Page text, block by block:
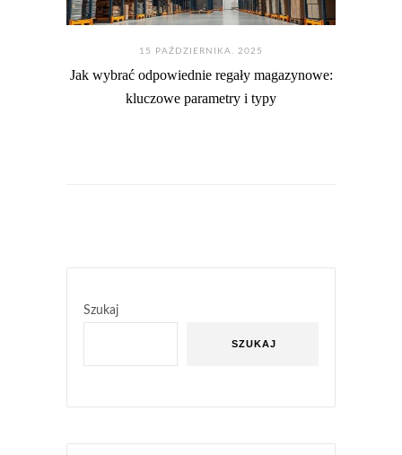
15 PAŹDZIERNIKA. 2025
Jak wybrać odpowiednie regały magazynowe:
kluczowe parametry i typy
Szukaj
SZUKAJ